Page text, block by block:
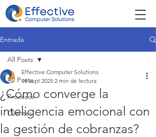
Entrada
All Posts
Procesos
Clientes
All Posts
¿Cómo converge la
inteligencia emocional con
la gestión de cobranzas?
Effective Computer Solutions
19 sept 2025 2 min de lectura